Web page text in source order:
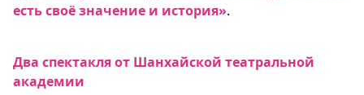
есть своё значение и история».
Два спектакля от Шанхайской театральной
академии